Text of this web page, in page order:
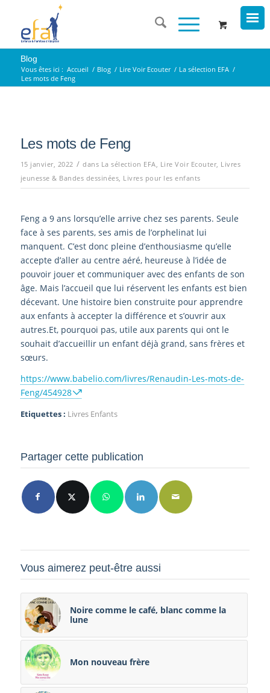
Blog
Vous êtes ici : Accueil / Blog / Lire Voir Ecouter / La sélection EFA /
Les mots de Feng
Les mots de Feng
15 janvier, 2022 / dans La sélection EFA, Lire Voir Ecouter, Livres
jeunesse & Bandes dessinées, Livres pour les enfants
Feng a 9 ans lorsqu’elle arrive chez ses parents. Seule
face à ses parents, ses amis de l’orphelinat lui
manquent. C’est donc pleine d’enthousiasme qu’elle
accepte d’aller au centre aéré, heureuse à l’idée de
pouvoir jouer et communiquer avec des enfants de son
âge. Mais l’accueil que lui réservent les enfants est bien
décevant. Une histoire bien construite pour apprendre
aux enfants à accepter la différence et s’ouvrir aux
autres.Et, pourquoi pas, utile aux parents qui ont le
souhait d’accueillir un enfant déjà grand, sans frères et
sœurs.
https://www.babelio.com/livres/Renaudin-Les-mots-de-
Feng/454928
Etiquettes : Livres Enfants
Partager cette publication
Vous aimerez peut-être aussi
Noire comme le café, blanc comme la
lune
Mon nouveau frère